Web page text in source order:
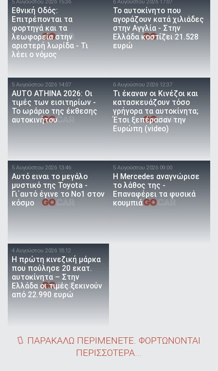
5 Αυγούστου 2026 15:36
Εθνική Οδός:
Επιτρέπονται τα
φορτηγά και τα
λεωφορεία στην
αριστερή λωρίδα - Τι
λέει ο νόμος
6 Αυγούστου 2026 17:07
To αυτοκίνητο που
αγοράζουν κατά χιλιάδες
στην Αγγλία - Στην
Ελλάδα κοστίζει 21.528
ευρώ
5 Αυγούστου 2026 14:07
AUTO ATHINA 2026: Οι
τιμές των εισιτηρίων -
Το ωράριο της έκθεσης
αυτοκινήτου
6 Αυγούστου 2026 12:37
Τι έκαναν οι Κινέζοι και
κατασκευάζουν τόσο
γρήγορα τα αυτοκίνητα;
Έτσι ξεπέρασαν την
Ευρώπη (video)
5 Αυγούστου 2026 13:46
Αυτό ειναι τo μεγάλο
μυστικό της Toyota -
Γι΄αυτό έγινε το Νο1 στον
κόσμο
5 Αυγούστου 2026 09:00
Η Mercedes αναγνώρισε
το λάθος της -
Επαναφέρει τα φυσικά
κουμπιά
4 Αυγούστου 2026 18:12
Η πρώτη κινεζική μάρκα
που πούλησε 20 εκατ.
αυτοκίνητα – Στην
Ελλάδα οι τιμές ξεκινούν
από 22.990 ευρώ
ΠΑΡΑΚΑΛΩ ΠΕΡΙΜΕΝΕΤΕ. ΦΟΡΤΩΝΟΝΤΑΙ
ΠΕΡΙΣΣΟΤΕΡΑ...